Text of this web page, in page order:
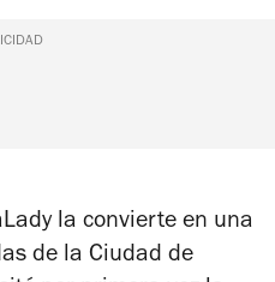
la convierte en una
de la Ciudad de